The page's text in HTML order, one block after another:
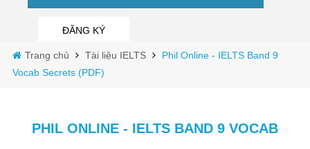
ĐĂNG KÝ
Trang chủ Tài liệu IELTS
Phil Online - IELTS Band 9
Vocab Secrets (PDF)
PHIL ONLINE - IELTS BAND 9 VOCAB